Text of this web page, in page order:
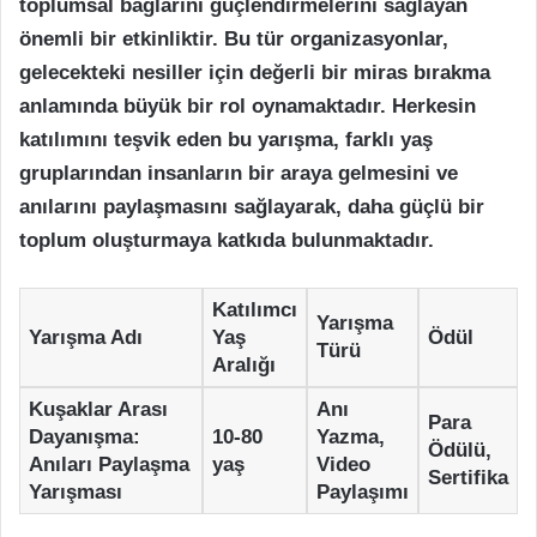
toplumsal bağlarını güçlendirmelerini sağlayan
önemli bir etkinliktir. Bu tür organizasyonlar,
gelecekteki nesiller için değerli bir miras bırakma
anlamında büyük bir rol oynamaktadır. Herkesin
katılımını teşvik eden bu yarışma, farklı yaş
gruplarından insanların bir araya gelmesini ve
anılarını paylaşmasını sağlayarak, daha güçlü bir
toplum oluşturmaya katkıda bulunmaktadır.
Yarışma Adı
Katılımcı
Yaş
Aralığı
Yarışma
Türü
Ödül
Kuşaklar Arası
Dayanışma:
Anıları Paylaşma
Yarışması
10-80
yaş
Anı
Yazma,
Video
Paylaşımı
Para
Ödülü,
Sertifika